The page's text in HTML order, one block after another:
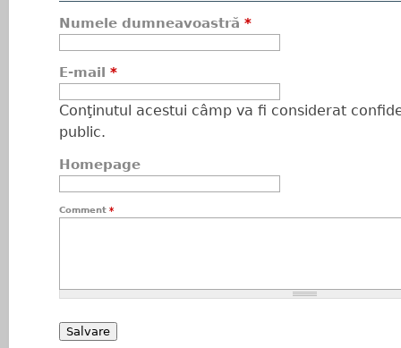
Numele dumneavoastră *
E-mail *
Conţinutul acestui câmp va fi considerat
public.
Homepage
Comment *